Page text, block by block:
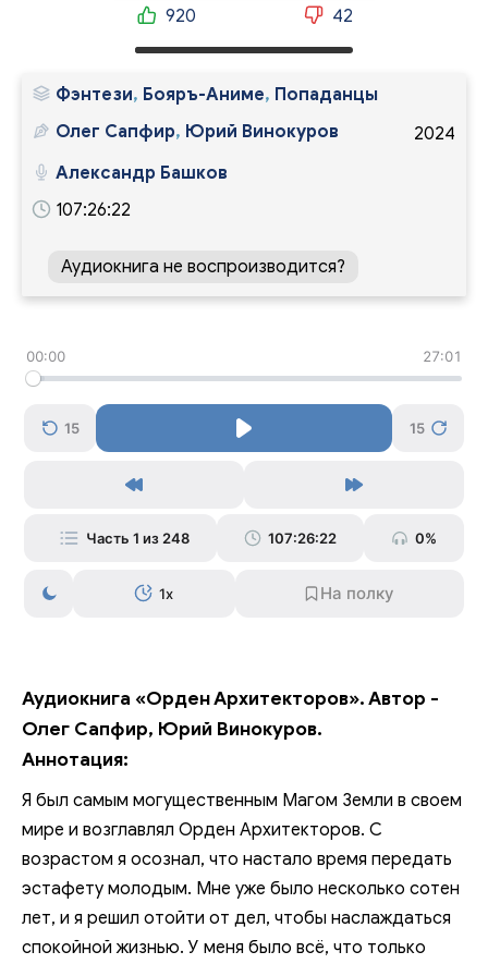
920 42
Фэнтези, Бояръ-Аниме, Попаданцы
2024
Олег Сапфир, Юрий Винокуров
Александр Башков
107:26:22
Аудиокнига не воспроизводится?
00:00 27:01
15 15
Часть 1 из 248 107:26:22 0%
1x
Аудиокнига «Орден Архитекторов». Автор -
Олег Сапфир, Юрий Винокуров.
Аннотация:
Я был самым могущественным Магом Земли в своем
мире и возглавлял Орден Архитекторов. С
возрастом я осознал, что настало время передать
эстафету молодым. Мне уже было несколько сотен
лет, и я решил отойти от дел, чтобы наслаждаться
спокойной жизнью. У меня было всё, что только